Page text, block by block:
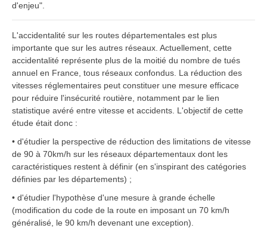
d'enjeu".
L'accidentalité sur les routes départementales est plus
importante que sur les autres réseaux. Actuellement, cette
accidentalité représente plus de la moitié du nombre de tués
annuel en France, tous réseaux confondus. La réduction des
vitesses réglementaires peut constituer une mesure efficace
pour réduire l'insécurité routière, notamment par le lien
statistique avéré entre vitesse et accidents. L'objectif de cette
étude était donc :
• d'étudier la perspective de réduction des limitations de vitesse
de 90 à 70km/h sur les réseaux départementaux dont les
caractéristiques restent à définir (en s'inspirant des catégories
définies par les départements) ;
• d'étudier l'hypothèse d'une mesure à grande échelle
(modification du code de la route en imposant un 70 km/h
généralisé, le 90 km/h devenant une exception).